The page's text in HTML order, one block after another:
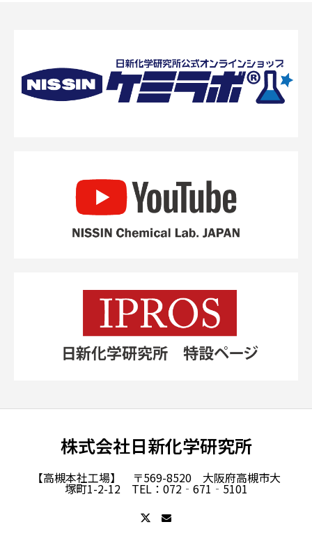
株式会社日新化学研究所
【高槻本社工場】 〒569-8520 大阪府高槻市大
塚町1-2-12 TEL：072‐671‐5101